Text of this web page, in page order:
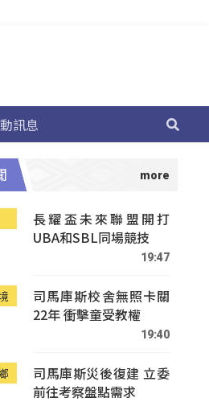
訊息
長耀盃未來聯盟開打
UBA和SBL同場競技
19:47
司馬庫斯校舍無照卡關
22年 衝擊童受教權
19:40
司馬庫斯災後復建 立委
前往考察盤點需求